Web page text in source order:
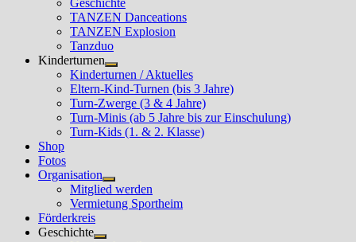
Geschichte
TANZEN Danceations
TANZEN Explosion
Tanzduo
Kinderturnen
Untermenü
anzeigen
Kinderturnen / Aktuelles
Eltern-Kind-Turnen (bis 3 Jahre)
Turn-Zwerge (3 & 4 Jahre)
Turn-Minis (ab 5 Jahre bis zur Einschulung)
Turn-Kids (1. & 2. Klasse)
Shop
Fotos
Organisation
Untermenü
anzeigen
Mitglied werden
Vermietung Sportheim
Förderkreis
Geschichte